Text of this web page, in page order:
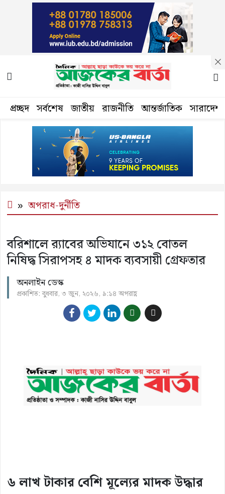
প্রচ্ছদ সর্বশেষ জাতীয় রাজনীতি আন্তর্জাতিক সারাদেশ
অপরাধ-দুর্নীতি
বরিশালে র‍্যাবের অভিযানে ৩১২ বোতল
নিষিদ্ধ সিরাপসহ ৪ মাদক ব্যবসায়ী গ্রেফতার
অনলাইন ডেস্ক
প্রকাশিত: বুধবার, ৩ জুন, ২০২৬, ৯:১৪ অপরাহ্ণ
৬ লাখ টাকার বেশি মূল্যের মাদক উদ্ধার